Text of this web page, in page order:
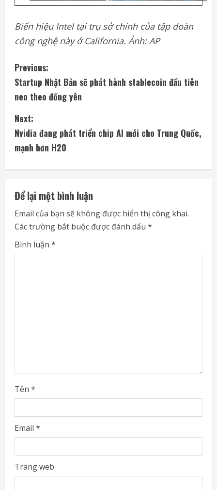
Biển hiệu Intel tại trụ sở chính của tập đoàn
công nghệ này ở California. Ảnh: AP
C
o
n
t
i
n
u
e
R
e
Previous:
Startup Nhật Bản sẽ phát hành stablecoin đầu tiên
neo theo đồng yên
Next:
Nvidia đang phát triển chip AI mới cho Trung Quốc,
mạnh hơn H20
Để lại một bình luận
Email của bạn sẽ không được hiển thị công khai.
Các trường bắt buộc được đánh dấu *
Bình luận *
Tên *
Email *
Trang web